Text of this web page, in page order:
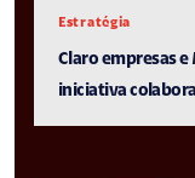
Estratégia
Claro empresas
iniciativa